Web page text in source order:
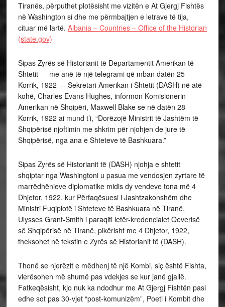
Tiranës, përputhet plotësisht me vizitën e At Gjergj Fishtës
në Washington si dhe me përmbajtjen e letrave të tija,
cituar më lartë. Albania – Countries – Office of the Historian
(state.gov)
Sipas Zyrës së Historianit të Departamentit Amerikan të
Shtetit — me anë të një telegrami që mban datën 25
Korrik, 1922 — Sekretari Amerikan i Shtetit (DASH) në atë
kohë, Charles Evans Hughes, informon Komisionerin
Amerikan në Shqipëri, Maxwell Blake se në datën 28
Korrik, 1922 ai mund t’i, “Dorëzojë Ministrit të Jashtëm të
Shqipërisë njoftimin me shkrim për njohjen de jure të
Shqipërisë, nga ana e Shteteve të Bashkuara.”
Sipas Zyrës së Historianit të (DASH) njohja e shtetit
shqiptar nga Washingtoni u pasua me vendosjen zyrtare të
marrëdhënieve diplomatike midis dy vendeve tona më 4
Dhjetor, 1922, kur Përfaqësuesi i Jashtzakonshëm dhe
Ministri Fuqiplotë i Shteteve të Bashkuara në Tiranë,
Ulysses Grant-Smith i paraqiti letër-kredencialet Qeverisë
së Shqipërisë në Tiranë, pikërisht me 4 Dhjetor, 1922,
theksohet në tekstin e Zyrës së Historianit të (DASH).
Thonë se njerëzit e mëdhenj të një Kombi, siç është Fishta,
vlerësohen më shumë pas vdekjes se kur janë gjallë.
Fatkeqësisht, kjo nuk ka ndodhur me At Gjergj Fishtën pasi
edhe sot pas 30-vjet “post-komunizëm”, Poeti i Kombit dhe